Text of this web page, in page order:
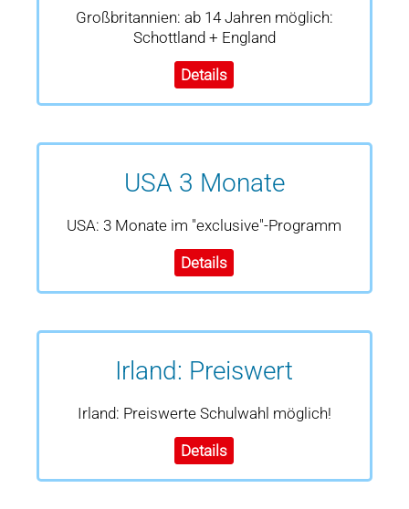
Großbritannien: ab 14 Jahren möglich:
Schottland + England
Details
USA 3 Monate
USA: 3 Monate im "exclusive"-Programm
Details
Irland: Preiswert
Irland: Preiswerte Schulwahl möglich!
Details